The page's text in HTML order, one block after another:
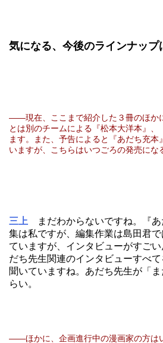
気になる、今後のラインナップ
――現在、ここまで紹介した３冊のほか
とは別のチームによる『松本大洋本』、
ます。また、予告によると『あだち充
いますが、こちらはいつごろの発売にな
三上
まだわからないですね。『
集は私ですが、編集作業は島田君
ていますが、インタビューがすご
だち先生関連のインタビューすべ
聞いていますね。あだち先生が「
らい。
――ほかに、企画進行中の漫画家の方は